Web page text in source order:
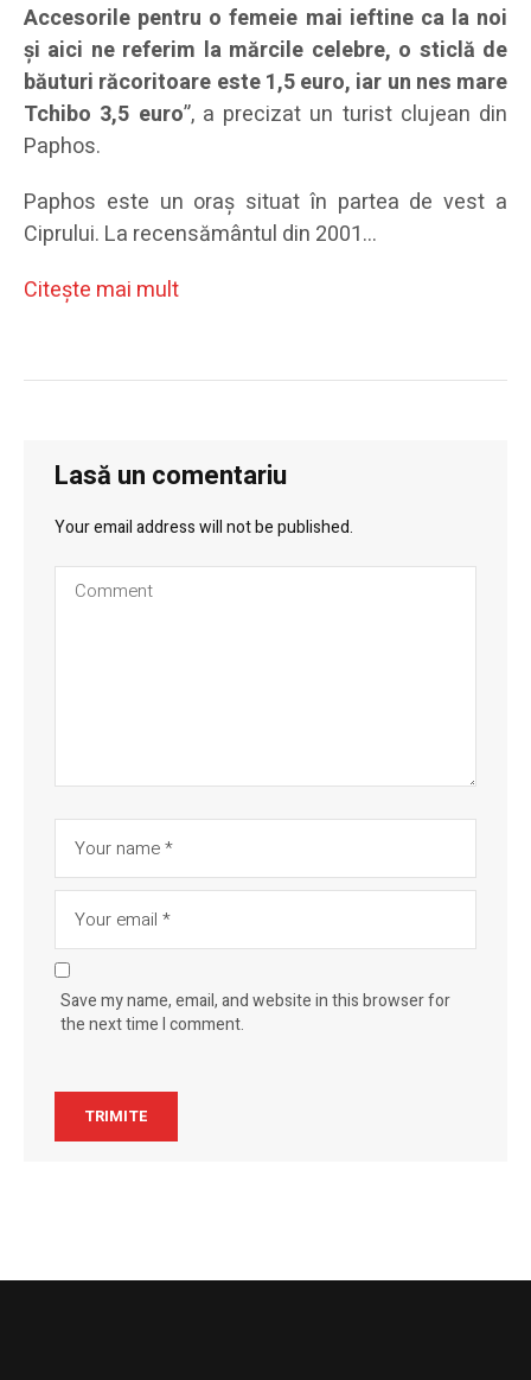
Accesorile pentru o femeie mai ieftine ca la noi
și aici ne referim la mărcile celebre, o sticlă de
băuturi răcoritoare este 1,5 euro, iar un nes mare
Tchibo 3,5 euro”, a precizat un turist clujean din
Paphos.
Paphos este un oraș situat în partea de vest a
Ciprului. La recensământul din 2001…
Citeşte mai mult
Lasă un comentariu
Your email address will not be published.
Save my name, email, and website in this browser for
the next time I comment.